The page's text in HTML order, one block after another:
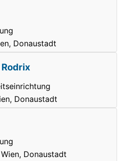
Donaustadt
Donaustadt
Donaustadt